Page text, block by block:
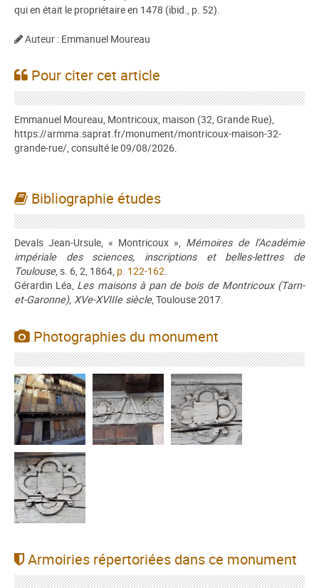
qui en était le propriétaire en 1478 (ibid., p. 52).
Auteur : Emmanuel Moureau
Pour citer cet article
Emmanuel Moureau, Montricoux, maison (32, Grande Rue),
https://armma.saprat.fr/monument/montricoux-maison-32-
grande-rue/, consulté le 09/08/2026.
Bibliographie études
Devals Jean-Ursule, « Montricoux », Mémoires de l’Académie
impériale des sciences, inscriptions et belles-lettres de
Toulouse, s. 6, 2, 1864, p. 122-162.
Gérardin Léa, Les maisons à pan de bois de Montricoux (Tarn-
et-Garonne), XVe-XVIIIe siècle, Toulouse 2017.
Photographies du monument
Armoiries répertoriées dans ce monument